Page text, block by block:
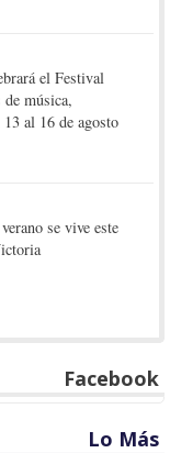
el Festival
música,
al 16 de agosto
se vive este
Facebook
Lo Más